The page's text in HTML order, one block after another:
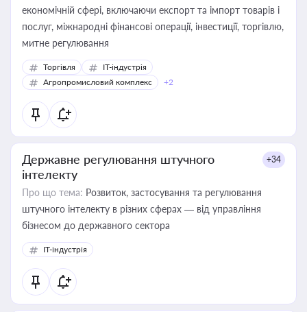
економічній сфері, включаючи експорт та імпорт товарів і
послуг, міжнародні фінансові операції, інвестиції, торгівлю,
митне регулювання
Торгівля
IT-індустрія
Агропромисловий комплекс
+2
Державне регулювання штучного
інтелекту
+34
Про що тема: Розвиток, застосування та регулювання
штучного інтелекту в різних сферах — від управління
бізнесом до державного сектора
IT-індустрія